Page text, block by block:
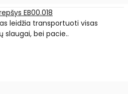
EB00.018
leidžia transportuoti visas
slaugai, bei pacie..